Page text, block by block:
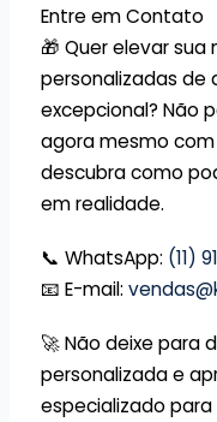
Entre em Contato
🎁 Quer elevar
personalizadas
excepcional? Não
agora mesmo
descubra como
em realidade.
📞 WhatsApp: (11)
📧 E-mail:
🚀 Não deixe para
personalizada e
especializado